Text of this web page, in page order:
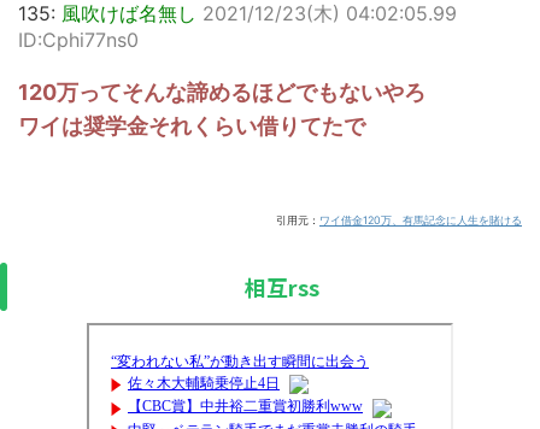
135: 風吹けば名無し 2021/12/23(木) 04:02:05.99
ID:Cphi77ns0
120万ってそんな諦めるほどでもないやろ
ワイは奨学金それくらい借りてたで
引用元： ワイ借金120万、有馬記念に人生を賭ける
相互rss